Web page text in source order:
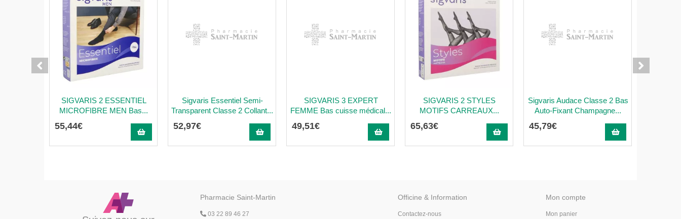
SIGVARIS 2 ESSENTIEL
MICROFIBRE MEN Bas...
55,44€
Sigvaris Essentiel Semi-
Transparent Classe 2 Collant...
52,97€
SIGVARIS 3 EXPERT
FEMME Bas cuisse médical...
49,51€
SIGVARIS 2 STYLES
MOTIFS CARREAUX...
65,63€
Sigvaris Audace Classe 2 Bas
Auto-Fixant Champagne...
45,79€
Pharmacie Saint-Martin
03 22 89 46 27
Officine & Information
Contactez-nous
Mon compte
Mon panier